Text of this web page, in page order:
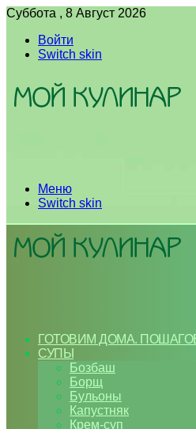
Суббота , 8 Август 2026
Войти
Switch skin
Меню
Switch skin
ГОТОВИМ ДОМА.
СУПЫ
Бозбаш
Борщ
Бульоны
Капустняк
Крем-суп